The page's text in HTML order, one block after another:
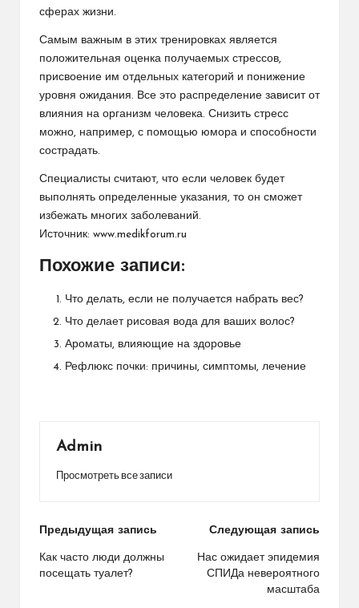
сферах жизни.
Самым важным в этих тренировках является
положительная оценка получаемых стрессов,
присвоение им отдельных категорий и понижение
уровня ожидания. Все это распределение зависит от
влияния на организм человека. Снизить стресс
можно, например, с помощью юмора и способности
сострадать.
Специалисты считают, что если человек будет
выполнять определенные указания, то он сможет
избежать многих заболеваний.
Источник: www.medikforum.ru
Похожие записи:
Что делать, если не получается набрать вес?
Что делает рисовая вода для ваших волос?
Ароматы, влияющие на здоровье
Рефлюкс почки: причины, симптомы, лечение
Admin
Просмотреть все записи
Навигация
по
Предыдущая запись
Как часто люди должны
посещать туалет?
Следующая запись
Нас ожидает эпидемия
СПИДа невероятного
масштаба